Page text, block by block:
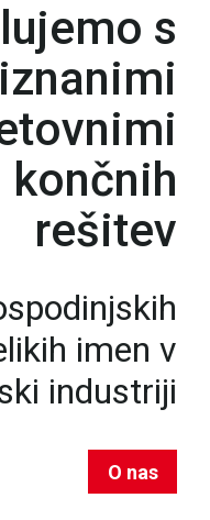
s
rešitev
imen v
industriji
O nas